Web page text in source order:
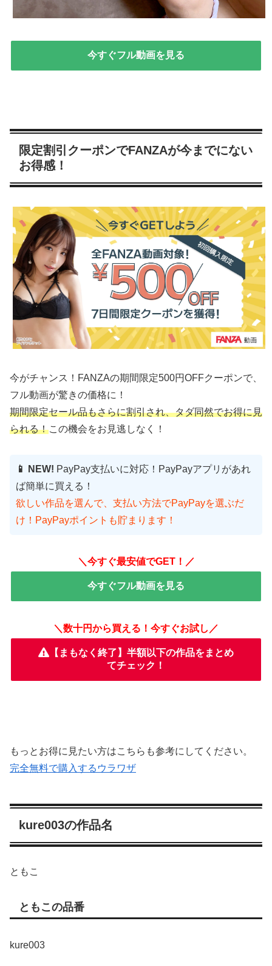
今すぐフル動画を見る
限定割引クーポンでFANZAが今までにない
お得感！
今がチャンス！FANZAの期間限定500円OFFクーポンで、
フル動画が驚きの価格に！
期間限定セール品もさらに割引され、タダ同然でお得に見
られる！この機会をお見逃しなく！
📱 NEW! PayPay支払いに対応！PayPayアプリがあれ
ば簡単に買える！
欲しい作品を選んで、支払い方法でPayPayを選ぶだ
け！PayPayポイントも貯まります！
＼今すぐ最安値でGET！／
今すぐフル動画を見る
＼数十円から買える！今すぐお試し／
【まもなく終了】半額以下の作品をまとめ
てチェック！
もっとお得に見たい方はこちらも参考にしてください。
完全無料で購入するウラワザ
kure003の作品名
ともこ
ともこの品番
kure003